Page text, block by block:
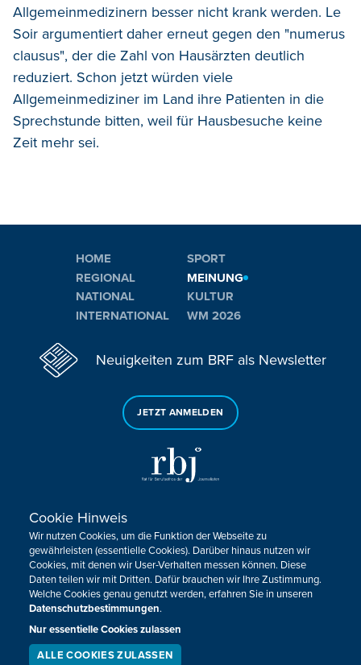
Allgemeinmedizinern besser nicht krank werden. Le
Soir argumentiert daher erneut gegen den "numerus
clausus", der die Zahl von Hausärzten deutlich
reduziert. Schon jetzt würden viele
Allgemeinmediziner im Land ihre Patienten in die
Sprechstunde bitten, weil für Hausbesuche keine
Zeit mehr sei.
HOME
REGIONAL
NATIONAL
INTERNATIONAL
SPORT
MEINUNG
KULTUR
WM 2026
Neuigkeiten zum BRF als Newsletter
JETZT ANMELDEN
Sie haben noch Fragen oder Anmerkungen?
KONTAKTIEREN SIE UNS!
Impressum Datenschutz Kontakt
Barrierefreiheit
Cookie-Zustimmung anpassen
Design, Konzept & Programmierung:
Cookie Hinweis
Wir nutzen Cookies, um die Funktion der Webseite zu
gewährleisten (essentielle Cookies). Darüber hinaus nutzen wir
Cookies, mit denen wir User-Verhalten messen können. Diese
Daten teilen wir mit Dritten. Dafür brauchen wir Ihre Zustimmung.
Welche Cookies genau genutzt werden, erfahren Sie in unseren
Datenschutzbestimmungen.
Nur essentielle Cookies zulassen
ALLE COOKIES ZULASSEN